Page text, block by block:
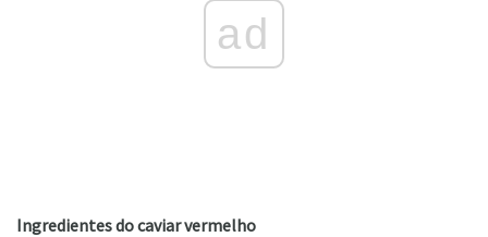
ad
Ingredientes do caviar vermelho